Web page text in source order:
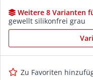
Weitere 8 Varianten
gewellt silikonfrei grau
Zu Favoriten